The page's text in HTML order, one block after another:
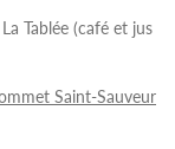
Tablée (café et jus
Saint-Sauveur